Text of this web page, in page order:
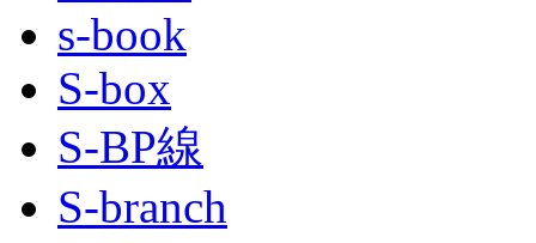
s-book
S-box
S‐BP線
S-branch